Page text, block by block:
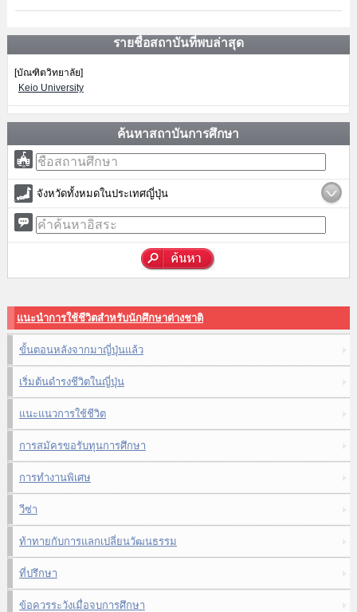
รายชื่อสถาบันที่พบล่าสุด
[บัณฑิตวิทยาลัย]
Keio University
ค้นหาสถาบันการศึกษา
จังหวัดทั้งหมดในประเทศญี่ปุ่น
แนะนำการใช้ชีวิตสำหรับนักศึกษาต่างชาติ
ขั้นตอนหลังจากมาญี่ปุ่นแล้ว
เริ่มต้นดำรงชีวิตในญี่ปุ่น
แนะแนวการใช้ชีวิต
การสมัครขอรับทุนการศึกษา
การทำงานพิเศษ
วีซ่า
ท้าทายกับการแลกเปลี่ยนวัฒนธรรม
ที่ปรึกษา
ข้อควรระวังเมื่อจบการศึกษา